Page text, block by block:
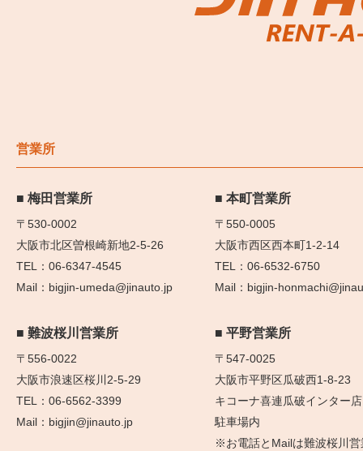
営業所
梅田営業所
〒530-0002
大阪市北区曽根崎新地2-5-26
06-6347-4545
bigjin-umeda@jinauto.jp
本町営業所
〒550-0005
大阪市西区西本町1-2-14
06-6532-6750
bigjin-
難波桜川営業所
〒556-0022
大阪市浪速区桜川2-5-29
06-6562-3399
bigjin@jinauto.jp
平野営業所
〒547-0025
大阪市平野区瓜破西1-8-23
キコーナ喜連瓜破インター店
駐車場内
※お電話とMailは難波桜川営